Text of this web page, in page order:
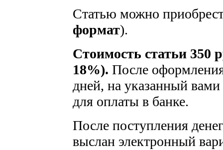
Статью можно
формат).
Стоимость статьи 350
18%). После оформления
дней, на указанный
для оплаты в банке.
После поступления
выслан электронный